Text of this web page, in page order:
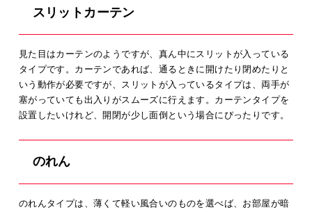
スリットカーテン
見た目はカーテンのようですが、真ん中にスリットが入っている
タイプです。カーテンであれば、通るときに開けたり閉めたりと
いう動作が必要ですが、スリットが入っているタイプは、両手が
塞がっていても出入りがスムーズに行えます。カーテンタイプを
設置したいけれど、開閉が少し面倒という場合にぴったりです。
のれん
のれんタイプは、薄くて軽い風合いのものを選べば、お部屋が暗